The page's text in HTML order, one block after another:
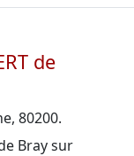
de
80200.
Bray sur